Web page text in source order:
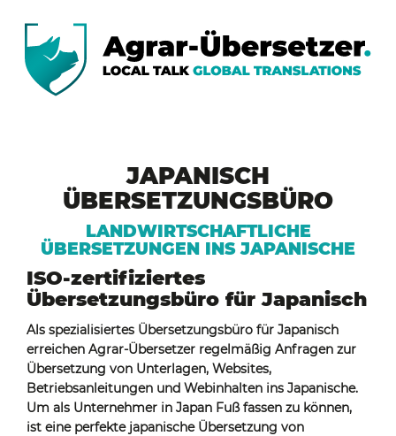
JAPANISCH
ÜBERSETZUNGSBÜRO
LANDWIRTSCHAFTLICHE
ÜBERSETZUNGEN INS JAPANISCHE
ISO-zertifiziertes
Übersetzungsbüro für Japanisch
Als spezialisiertes Übersetzungsbüro für Japanisch
erreichen Agrar-Übersetzer regelmäßig Anfragen zur
Übersetzung von Unterlagen, Websites,
Betriebsanleitungen und Webinhalten ins Japanische.
Um als Unternehmer in Japan Fuß fassen zu können,
ist eine perfekte japanische Übersetzung von